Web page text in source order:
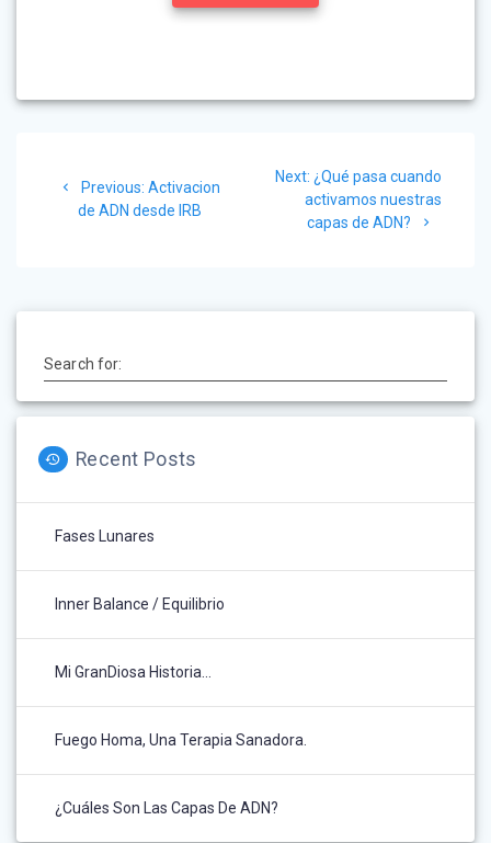
navigation
Previous: Previous
post:
Activacion
de ADN desde IRB
Next: Next
post:
¿Qué pasa cuando
activamos nuestras
capas de ADN?
Search for:
Recent Posts
Fases Lunares
Inner Balance / Equilibrio
Mi GranDiosa Historia…
Fuego Homa, Una Terapia Sanadora.
¿Cuáles Son Las Capas De ADN?